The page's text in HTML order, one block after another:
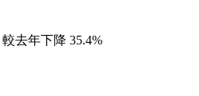
較去年下降 35.4%